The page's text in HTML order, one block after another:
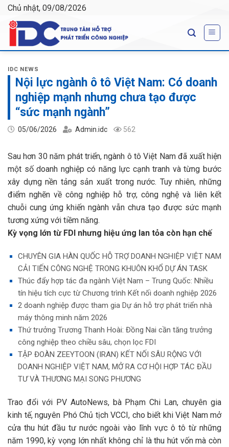
Skip
content
Chủ nhật, 09/08/2026
IDC NEWS
Nội lực ngành ô tô Việt Nam: Có doanh
nghiệp mạnh nhưng chưa tạo được
“sức mạnh ngành”
05/06/2026 Admin.idc 562
Sau hơn 30 năm phát triển, ngành ô tô Việt Nam đã xuất hiện
một số doanh nghiệp có năng lực cạnh tranh và từng bước
xây dựng nền tảng sản xuất trong nước. Tuy nhiên, những
điểm nghẽn về công nghiệp hỗ trợ, công nghệ và liên kết
chuỗi cung ứng khiến ngành vẫn chưa tạo được sức mạnh
tương xứng với tiềm năng.
Kỳ vọng lớn từ FDI nhưng hiệu ứng lan tỏa còn hạn chế
CHUYÊN GIA HÀN QUỐC HỖ TRỢ DOANH NGHIỆP VIỆT NAM
CẢI TIẾN CÔNG NGHỆ TRONG KHUÔN KHỔ DỰ ÁN TASK
Thúc đẩy hợp tác đa ngành Việt Nam – Trung Quốc: Nhiều
tín hiệu tích cực từ Chương trình Kết nối doanh nghiệp 2026
2 doanh nghiệp được tham gia Dự án hỗ trợ phát triển nhà
máy thông minh năm 2026
Thứ trưởng Trương Thanh Hoài: Đồng Nai cần tăng trưởng
công nghiệp theo chiều sâu, chọn lọc FDI
TẬP ĐOÀN ZEEYTOON (IRAN) KẾT NỐI SÂU RỘNG VỚI
DOANH NGHIỆP VIỆT NAM, MỞ RA CƠ HỘI HỢP TÁC ĐẦU
TƯ VÀ THƯƠNG MẠI SONG PHƯƠNG
Trao đổi với PV AutoNews, bà Phạm Chi Lan, chuyên gia
kinh tế, nguyên Phó Chủ tịch VCCI, cho biết khi Việt Nam mở
cửa thu hút đầu tư nước ngoài vào lĩnh vực ô tô từ những
năm 1990, kỳ vọng lớn nhất không chỉ là thu hút vốn mà còn